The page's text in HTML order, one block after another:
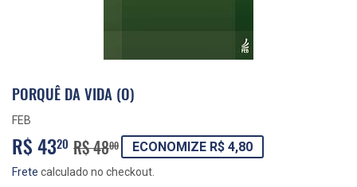
PORQUÊ DA VIDA (O)
FEB
R$ 4320 R$ 4800PREÇO
NORMAL
R$
48,00
PREÇO
PROMOCIONAL
R$
43,20
ECONOMIZE R$ 4,80
Frete calculado no checkout.